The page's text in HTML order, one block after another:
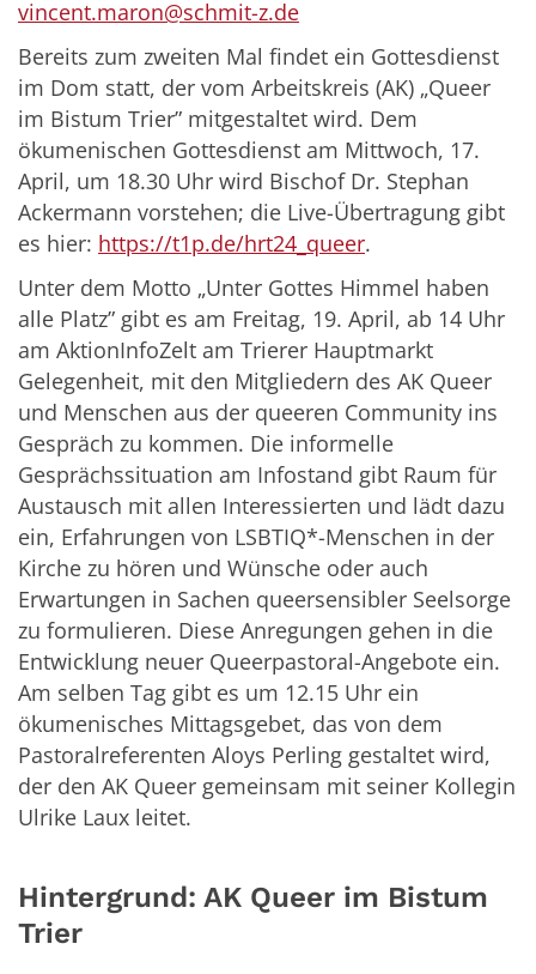
vincent.maron@schmit-z.de
Bereits zum zweiten Mal findet ein Gottesdienst
im Dom statt, der vom Arbeitskreis (AK) „Queer
im Bistum Trier” mitgestaltet wird. Dem
ökumenischen Gottesdienst am Mittwoch, 17.
April, um 18.30 Uhr wird Bischof Dr. Stephan
Ackermann vorstehen; die Live-Übertragung gibt
es hier: https://t1p.de/hrt24_queer.
Unter dem Motto „Unter Gottes Himmel haben
alle Platz” gibt es am Freitag, 19. April, ab 14 Uhr
am AktionInfoZelt am Trierer Hauptmarkt
Gelegenheit, mit den Mitgliedern des AK Queer
und Menschen aus der queeren Community ins
Gespräch zu kommen. Die informelle
Gesprächssituation am Infostand gibt Raum für
Austausch mit allen Interessierten und lädt dazu
ein, Erfahrungen von LSBTIQ*-Menschen in der
Kirche zu hören und Wünsche oder auch
Erwartungen in Sachen queersensibler Seelsorge
zu formulieren. Diese Anregungen gehen in die
Entwicklung neuer Queerpastoral-Angebote ein.
Am selben Tag gibt es um 12.15 Uhr ein
ökumenisches Mittagsgebet, das von dem
Pastoralreferenten Aloys Perling gestaltet wird,
der den AK Queer gemeinsam mit seiner Kollegin
Ulrike Laux leitet.
Hintergrund: AK Queer im Bistum
Trier